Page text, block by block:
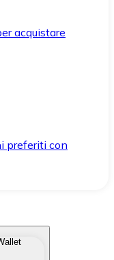
acquistare
preferiti con